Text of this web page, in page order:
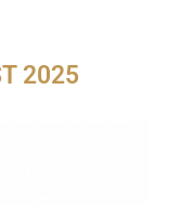
2025